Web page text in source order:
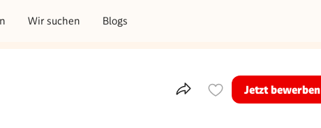
Wir suchen Blogs
Teile dieses InseratJetzt bewerben